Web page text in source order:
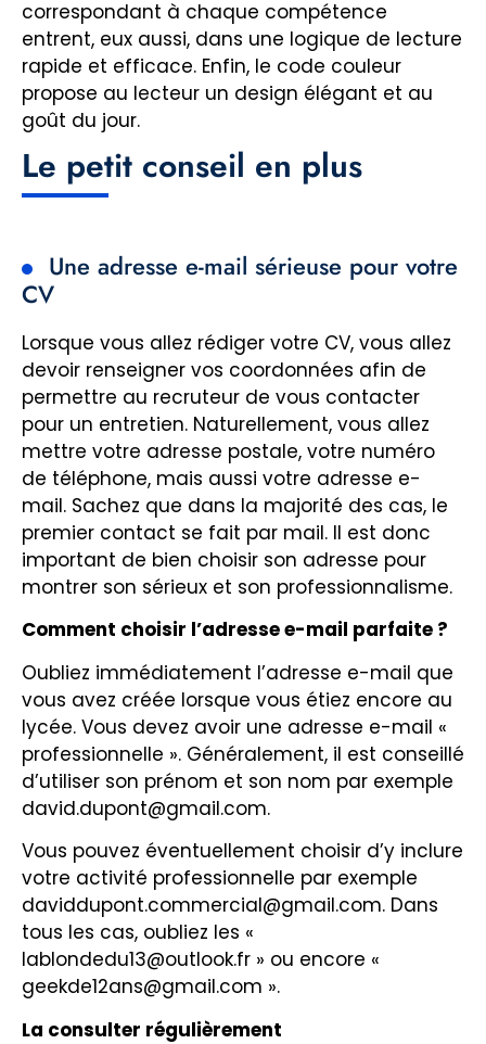
correspondant à chaque compétence
entrent, eux aussi, dans une logique de lecture
rapide et efficace. Enfin, le code couleur
propose au lecteur un design élégant et au
goût du jour.
Le petit conseil en plus
Une adresse e-mail sérieuse pour votre
CV
Lorsque vous allez rédiger votre CV, vous allez
devoir renseigner vos coordonnées afin de
permettre au recruteur de vous contacter
pour un entretien. Naturellement, vous allez
mettre votre adresse postale, votre numéro
de téléphone, mais aussi votre adresse e-
mail. Sachez que dans la majorité des cas, le
premier contact se fait par mail. Il est donc
important de bien choisir son adresse pour
montrer son sérieux et son professionnalisme.
Comment choisir l’adresse e-mail parfaite ?
Oubliez immédiatement l’adresse e-mail que
vous avez créée lorsque vous étiez encore au
lycée. Vous devez avoir une adresse e-mail «
professionnelle ». Généralement, il est conseillé
d’utiliser son prénom et son nom par exemple
david.dupont@gmail.com.
Vous pouvez éventuellement choisir d’y inclure
votre activité professionnelle par exemple
daviddupont.commercial@gmail.com. Dans
tous les cas, oubliez les «
lablondedu13@outlook.fr » ou encore «
geekde12ans@gmail.com ».
La consulter régulièrement